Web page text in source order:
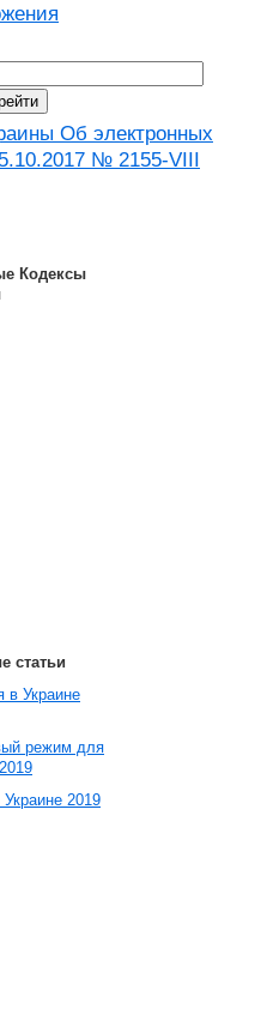
Об электронных
№ 2155-VIII
Кодексы
статьи
в Украине
режим для
2019